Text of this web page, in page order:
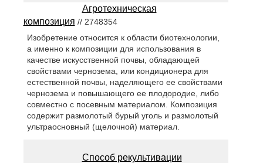
Агротехническая
композиция // 2748354
Изобретение относится к области биотехнологии,
а именно к композиции для использования в
качестве искусственной почвы, обладающей
свойствами чернозема, или кондиционера для
естественной почвы, наделяющего ее свойствами
чернозема и повышающего ее плодородие, либо
совместно с посевным материалом. Композиция
содержит размолотый бурый уголь и размолотый
ультраосновный (щелочной) материал.
Способ рекультивации